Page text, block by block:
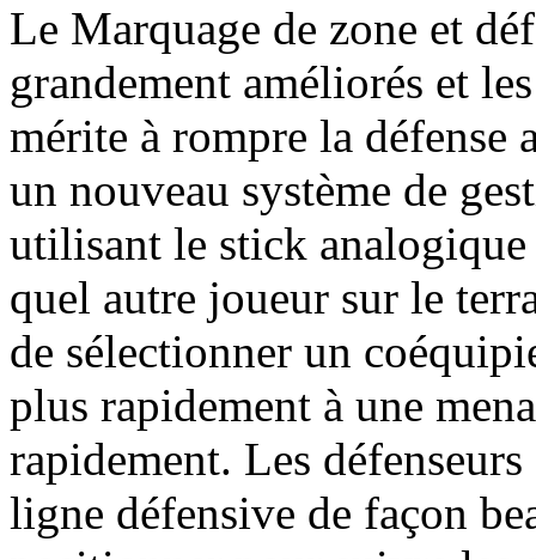
Le Marquage de zone et
grandement améliorés et
mérite à rompre la défense
un nouveau système de
utilisant le stick
quel autre joueur sur le
de sélectionner un
plus rapidement à une
rapidement. Les
ligne défensive de façon